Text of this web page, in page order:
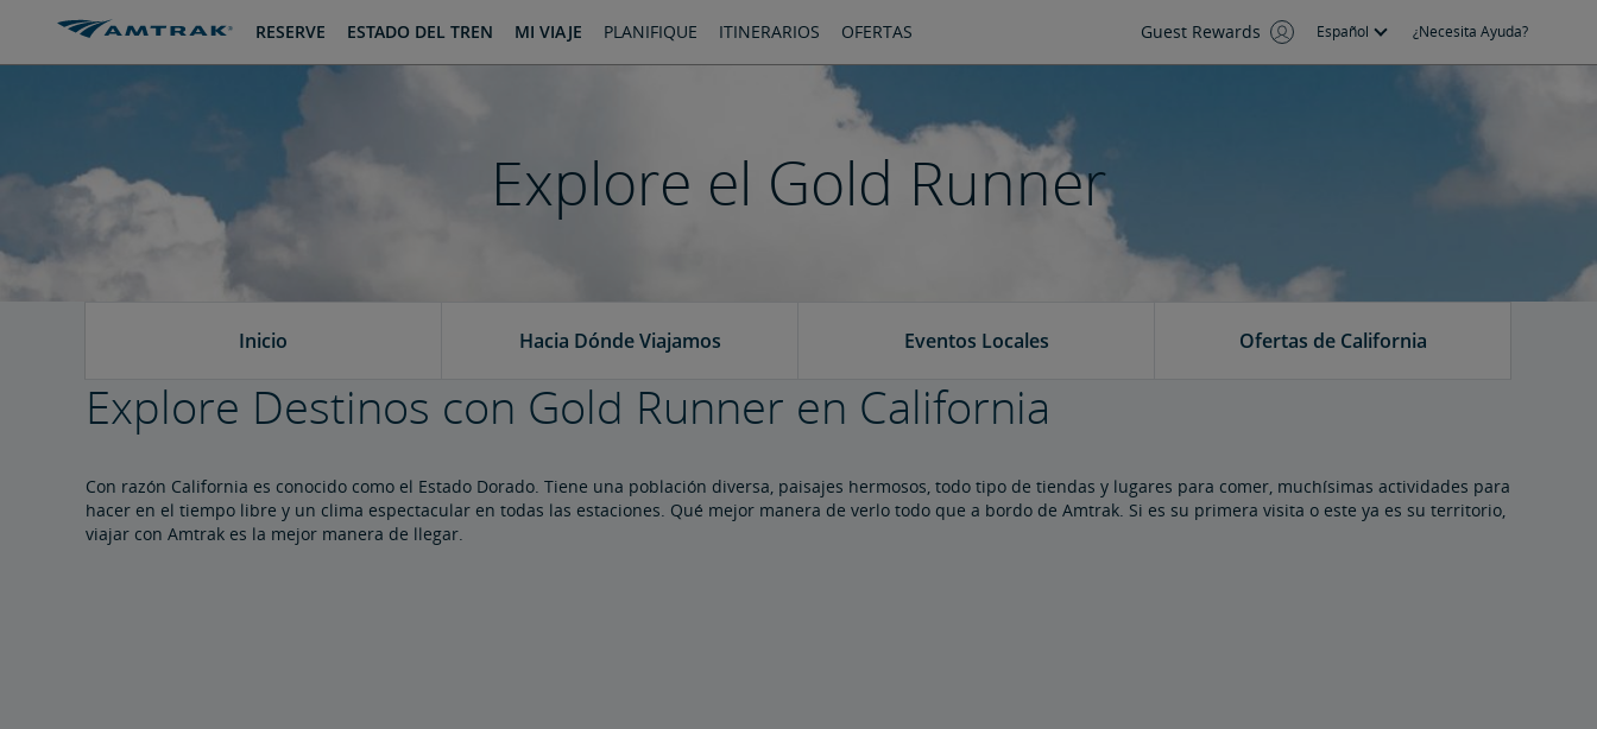
saltar
saltar RESERVE ESTADO DEL TREN MI VIAJE PLANIFIQUE ITINERARIOS OFERTAS Guest Rewards Español ¿Necesita Ayuda?
Explore el Gold Runner
Inicio Hacia Dónde Viajamos Eventos Locales Ofertas de California
Explore Destinos con Gold Runner en California
Con razón California es conocido como el Estado Dorado. Tiene una población diversa, paisajes hermosos, todo tipo de tiendas y lugares para comer, muchísimas actividades para
hacer en el tiempo libre y un clima espectacular en todas las estaciones. Qué mejor manera de verlo todo que a bordo de Amtrak. Si es su primera visita o este ya es su territorio,
viajar con Amtrak es la mejor manera de llegar.